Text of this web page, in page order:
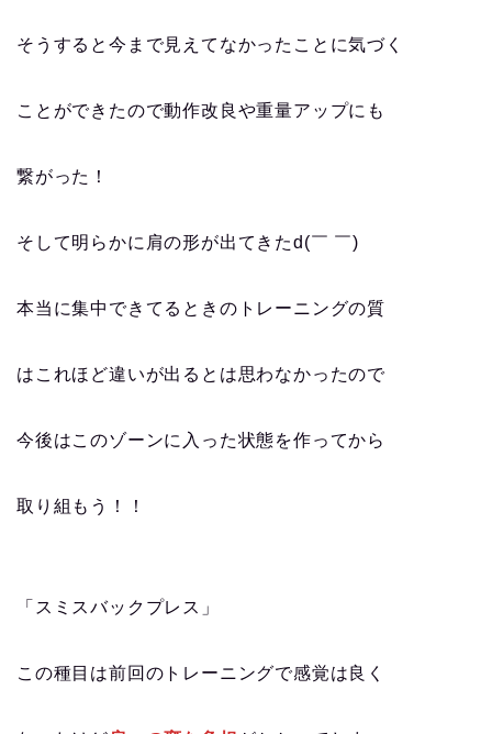
そうすると今まで見えてなかったことに気づく
ことができたので動作改良や重量アップにも
繋がった！
そして明らかに肩の形が出てきたd(￣ ￣)
本当に集中できてるときのトレーニングの質
はこれほど違いが出るとは思わなかったので
今後はこのゾーンに入った状態を作ってから
取り組もう！！
「スミスバックプレス」
この種目は前回のトレーニングで感覚は良く